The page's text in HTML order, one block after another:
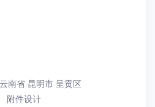
云南省 昆明市 呈贡区
附件设计